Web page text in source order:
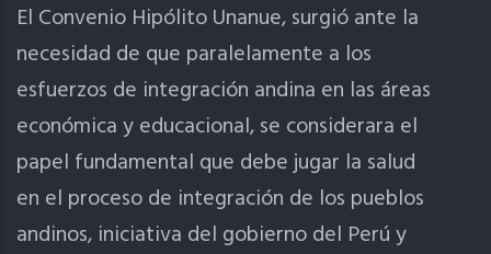
El Convenio Hipólito Unanue, surgió ante la
necesidad de que paralelamente a los
esfuerzos de integración andina en las áreas
económica y educacional, se considerara el
papel fundamental que debe jugar la salud
en el proceso de integración de los pueblos
andinos, iniciativa del gobierno del Perú y